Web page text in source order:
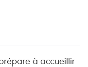
à accueillir